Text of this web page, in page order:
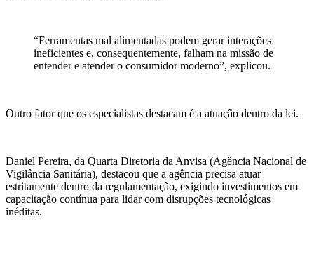
“Ferramentas mal alimentadas podem gerar interações
ineficientes e, consequentemente, falham na missão de
entender e atender o consumidor moderno”, explicou.
Outro fator que os especialistas destacam é a atuação dentro da lei.
Daniel Pereira, da Quarta Diretoria da Anvisa (Agência Nacional de
Vigilância Sanitária), destacou que a agência precisa atuar
estritamente dentro da regulamentação, exigindo investimentos em
capacitação contínua para lidar com disrupções tecnológicas
inéditas.